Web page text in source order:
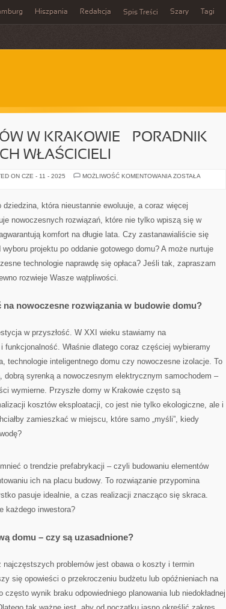
Hiszpania Redakcja Spis Treści Szary Tagi
W KRAKOWIE – PORADNIK
WŁAŚCICIELI
ON CZE - 11 - 2025 MOŻLIWOŚĆ KOMENTOWANIA BUDOWA
–
PORADNIK
PRZYSZŁYCH
ZOSTAŁA
dziedzina, która nieustannie ewoluuje, a coraz więcej
nowoczesnych rozwiązań, które nie tylko wpiszą się w
komfort na długie lata. Czy zastanawialiście się
projektu po oddanie gotowego domu? A może nurtuje
technologie naprawdę się opłaca? Jeśli tak, zapraszam
rozwieje Wasze wątpliwości.
nowoczesne rozwiązania w budowie domu?
w przyszłość. W XXI wieku stawiamy na
funkcjonalność. Właśnie dlatego coraz częściej wybieramy
technologie inteligentnego domu czy nowoczesne izolacje. To
dobrą syrenką a nowoczesnym elektrycznym samochodem –
wymierne. Przyszłe domy w Krakowie często są
kosztów eksploatacji, co jest nie tylko ekologiczne, ale i
zamieszkać w miejscu, które samo „myśli”, kiedy
o trendzie prefabrykacji – czyli budowaniu elementów
ich na placu budowy. To rozwiązanie przypomina
pasuje idealnie, a czas realizacji znacząco się skraca.
każdego inwestora?
domu – czy są uzasadnione?
problemów jest obawa o koszty i termin
się opowieści o przekroczeniu budżetu lub opóźnieniach na
wynik braku odpowiedniego planowania lub niedokładnej